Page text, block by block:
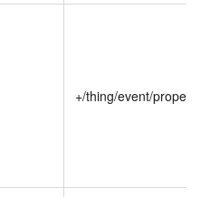
+/thing/event/